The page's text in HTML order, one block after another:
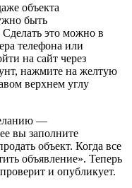
объекта
быть
Сделать это можно в
телефона или
на сайт через
нажмите на желтую
верхнем углу
—
вы заполните
объект. Когда все
объявление». Теперь
и опубликует.